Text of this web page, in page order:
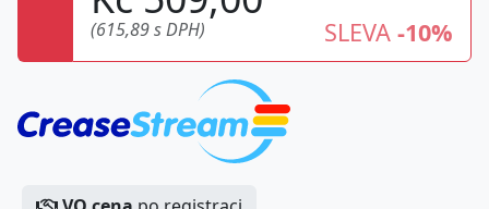
(615,89 s DPH) SLEVA -10%